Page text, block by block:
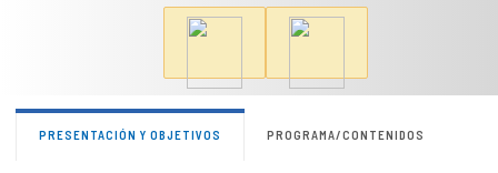
PRESENTACIÓN Y OBJETIVOS PROGRAMA/CONTENIDOS